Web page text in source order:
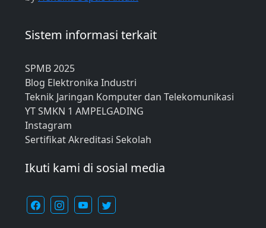
Sistem informasi terkait
SPMB 2025
Blog Elektronika Industri
Teknik Jaringan Komputer dan Telekomunikasi
YT SMKN 1 AMPELGADING
Instagram
Sertifikat Akreditasi Sekolah
Ikuti kami di sosial media